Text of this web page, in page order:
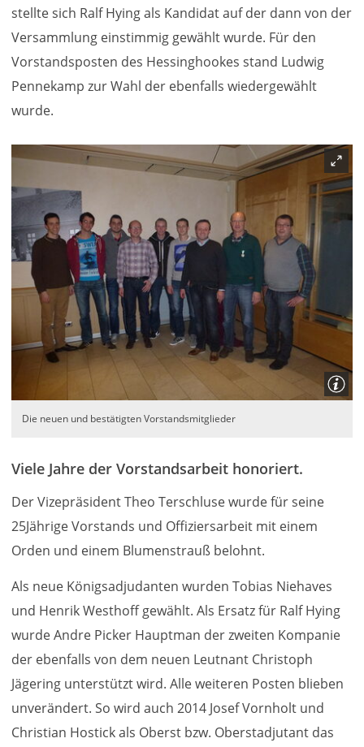
stellte sich Ralf Hying als Kandidat auf der dann von der
Versammlung einstimmig gewählt wurde. Für den
Vorstandsposten des Hessinghookes stand Ludwig
Pennekamp zur Wahl der ebenfalls wiedergewählt
wurde.
Die neuen und bestätigten Vorstandsmitglieder
Viele Jahre der Vorstandsarbeit honoriert.
Der Vizepräsident Theo Terschluse wurde für seine
25Jährige Vorstands und Offiziersarbeit mit einem
Orden und einem Blumenstrauß belohnt.
Als neue Königsadjudanten wurden Tobias Niehaves
und Henrik Westhoff gewählt. Als Ersatz für Ralf Hying
wurde Andre Picker Hauptman der zweiten Kompanie
der ebenfalls von dem neuen Leutnant Christoph
Jägering unterstützt wird. Alle weiteren Posten blieben
unverändert. So wird auch 2014 Josef Vornholt und
Christian Hostick als Oberst bzw. Oberstadjutant das